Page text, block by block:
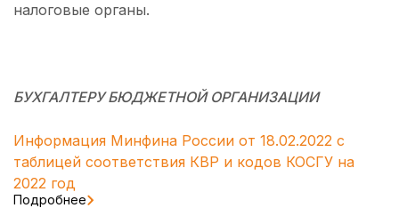
налоговые органы.
БУХГАЛТЕРУ БЮДЖЕТНОЙ ОРГАНИЗАЦИИ
Информация Минфина России от 18.02.2022 с
таблицей соответствия КВР и кодов КОСГУ на
2022 год
Подробнее